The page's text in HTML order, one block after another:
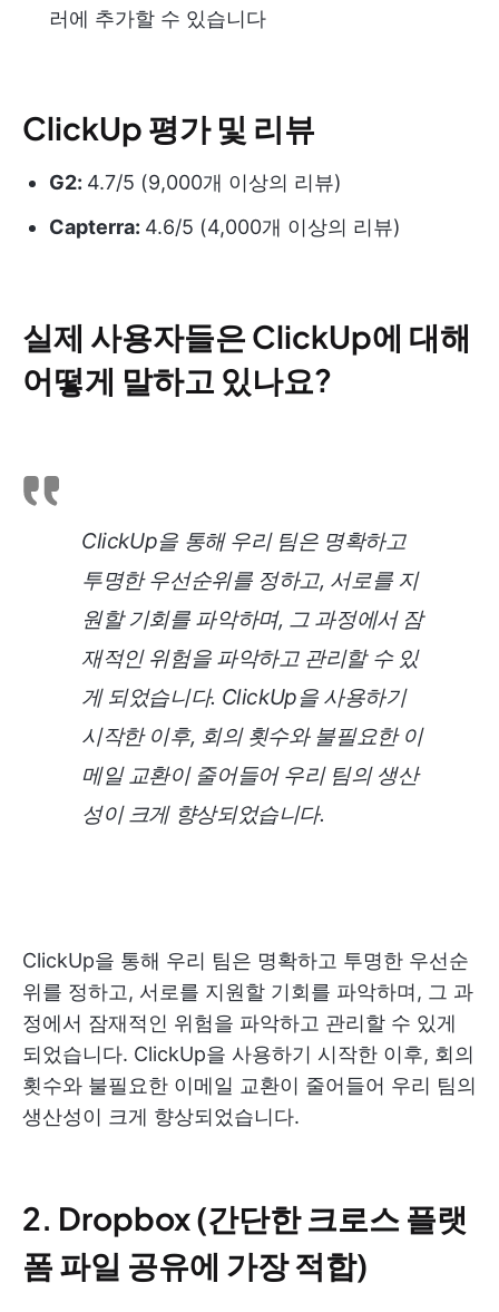
러에 추가할 수 있습니다
ClickUp 평가 및 리뷰
G2: 4.7/5 (9,000개 이상의 리뷰)
Capterra: 4.6/5 (4,000개 이상의 리뷰)
실제 사용자들은 ClickUp에 대해
어떻게 말하고 있나요?
ClickUp을 통해 우리 팀은 명확하고
투명한 우선순위를 정하고, 서로를 지
원할 기회를 파악하며, 그 과정에서 잠
재적인 위험을 파악하고 관리할 수 있
게 되었습니다. ClickUp을 사용하기
시작한 이후, 회의 횟수와 불필요한 이
메일 교환이 줄어들어 우리 팀의 생산
성이 크게 향상되었습니다.
ClickUp을 통해 우리 팀은 명확하고 투명한 우선순
위를 정하고, 서로를 지원할 기회를 파악하며, 그 과
정에서 잠재적인 위험을 파악하고 관리할 수 있게
되었습니다. ClickUp을 사용하기 시작한 이후, 회의
횟수와 불필요한 이메일 교환이 줄어들어 우리 팀의
생산성이 크게 향상되었습니다.
2. Dropbox (간단한 크로스 플랫
폼 파일 공유에 가장 적합)